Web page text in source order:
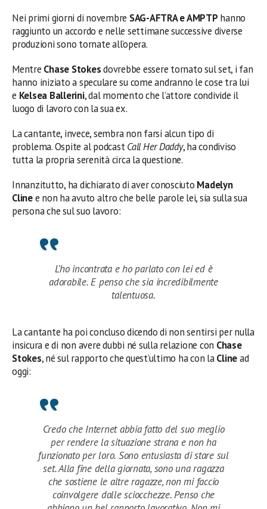
Nei primi giorni di novembre SAG-AFTRA e AMPTP hanno
raggiunto un accordo e nelle settimane successive diverse
produzioni sono tornate all’opera.
Mentre Chase Stokesdovrebbe essere tornato sul set, i fan
hanno iniziato a speculare su come andranno le cose tra lui
e Kelsea Ballerini, dal momento che l’attore condivide il
luogo di lavoro con la sua ex.
La cantante, invece, sembra non farsi alcun tipo di
problema. Ospite al podcastCall Her Daddy, ha condiviso
tutta la propria serenità circa la questione.
Innanzitutto, ha dichiarato di aver conosciuto Madelyn
Clinee non ha avuto altro che belle parole lei, sia sulla sua
persona che sul suo lavoro:
L’ho incontrata e ho parlato con lei ed è
adorabile. E penso che sia incredibilmente
talentuosa.
La cantante ha poi concluso dicendo di non sentirsi per nulla
insicura e di non avere dubbi né sulla relazione con Chase
Stokes, né sul rapporto che quest’ultimo ha con laClinead
oggi:
Credo che Internet abbia fatto del suo meglio
per rendere la situazione strana e non ha
funzionato per loro. Sono entusiasta di stare sul
set. Alla fine della giornata, sono una ragazza
che sostiene le altre ragazze, non mi faccio
coinvolgere dalle sciocchezze. Penso che